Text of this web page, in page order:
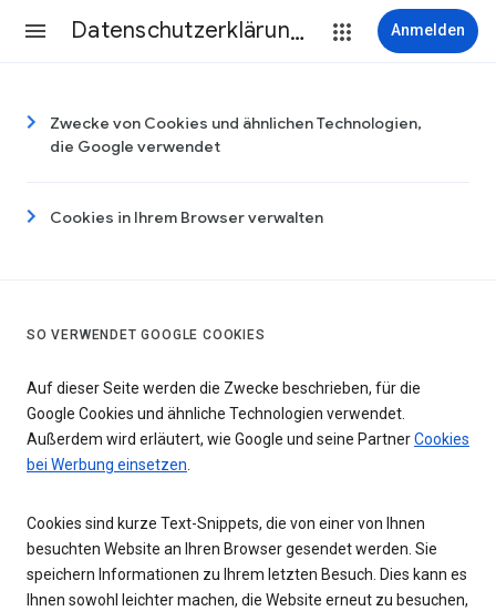
Datenschutzerklärung & Nutzungsbedingungen Anmelden
Zwecke von Cookies und ähnlichen Technologien,
die Google verwendet
Cookies in Ihrem Browser verwalten
SO VERWENDET GOOGLE COOKIES
Auf dieser Seite werden die Zwecke beschrieben, für die
Google Cookies und ähnliche Technologien verwendet.
Außerdem wird erläutert, wie Google und seine PartnerCookies
bei Werbung einsetzen.
Cookies sind kurze Text-Snippets, die von einer von Ihnen
besuchten Website an Ihren Browser gesendet werden. Sie
speichern Informationen zu Ihrem letzten Besuch. Dies kann es
Ihnen sowohl leichter machen, die Website erneut zu besuchen,